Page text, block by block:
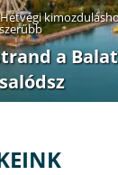
Hétvégi
a